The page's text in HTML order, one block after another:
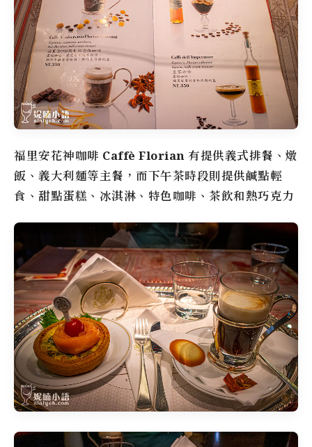
福里安花神咖啡 Caffè Florian 有提供義式排餐、燉
飯、義大利麵等主餐，而下午茶時段則提供鹹點輕
食、甜點蛋糕、冰淇淋、特色咖啡、茶飲和熱巧克力